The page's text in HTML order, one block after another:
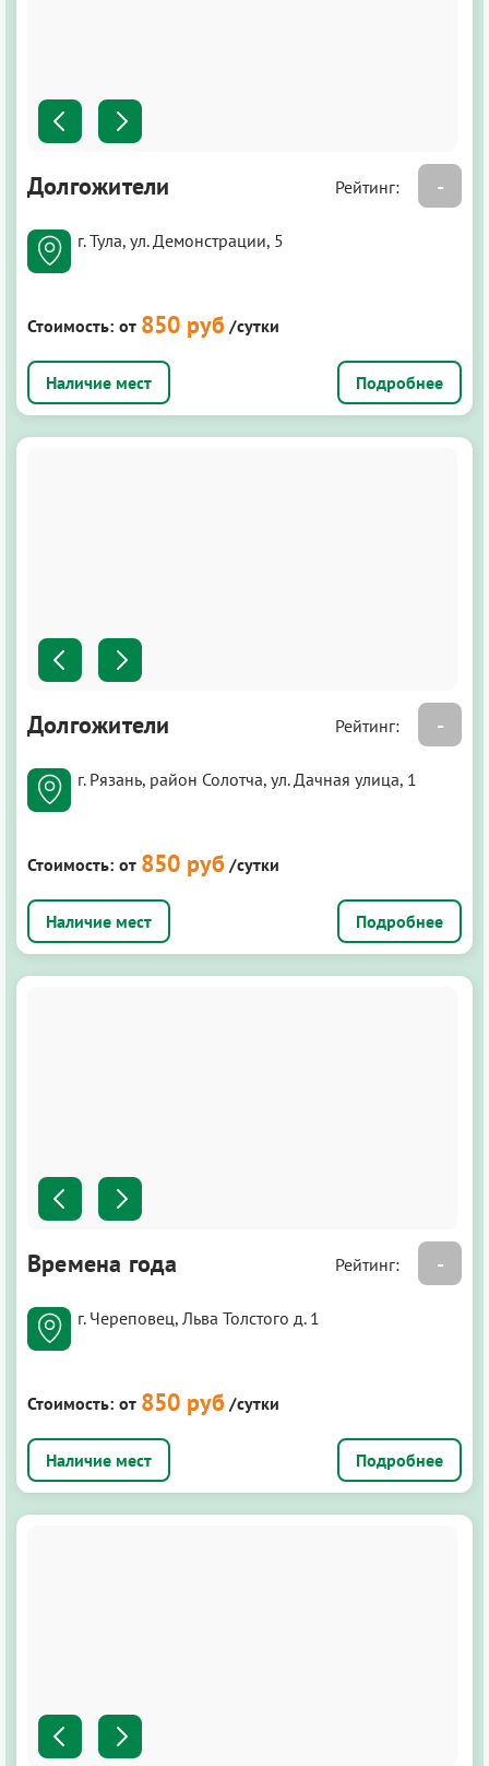
Долгожители Рейтинг: -
г. Тула, ул. Демонстрации, 5
Стоимость: от 850 руб /сутки
Подробнее
Долгожители Рейтинг: -
г. Рязань, район Солотча, ул. Дачная улица, 1
Стоимость: от 850 руб /сутки
Подробнее
Времена года Рейтинг: -
г. Череповец, Льва Толстого д. 1
Стоимость: от 850 руб /сутки
Подробнее